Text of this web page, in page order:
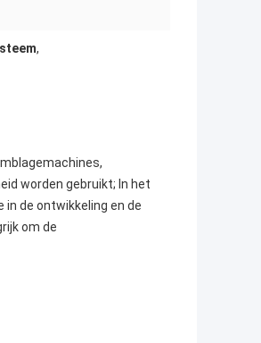
,
worden gebruikt; In het
de ontwikkeling en de
om de